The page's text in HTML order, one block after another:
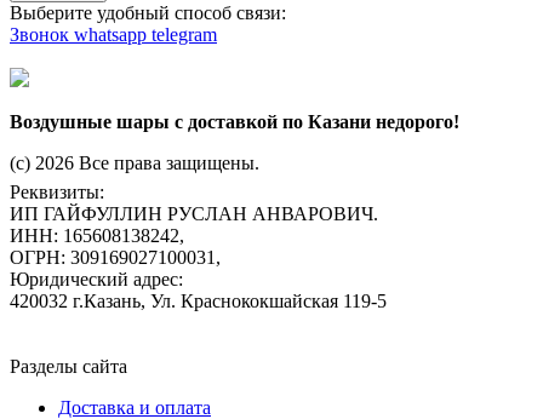
Выберите удобный способ связи:
Звонок whatsapp telegram
Воздушные шары с доставкой по Казани недорого!
(c) 2026 Все права защищены.
Реквизиты:
ИП ГАЙФУЛЛИН РУСЛАН АНВАРОВИЧ.
ИНН: 165608138242,
ОГРН: 309169027100031,
Юридический адрес:
420032 г.Казань, Ул. Краснококшайская 119-5
Разделы сайта
Доставка и оплата